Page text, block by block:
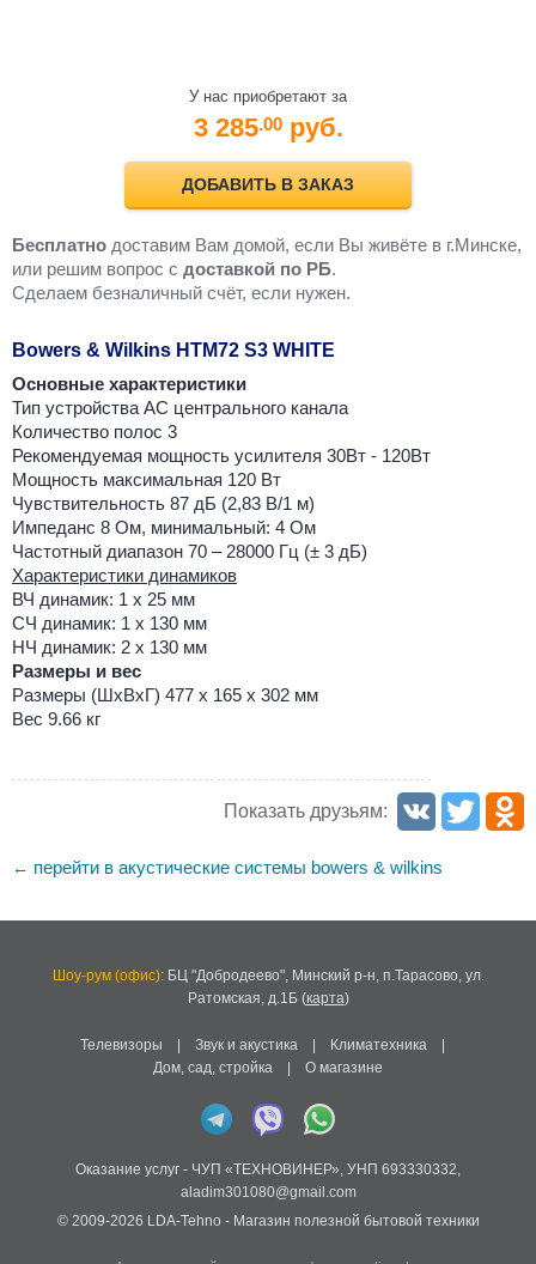
У нас приобретают за
3 285.00 руб.
ДОБАВИТЬ В ЗАКАЗ
Бесплатно доставим Вам домой, если Вы живёте в г.Минске,
или решим вопрос с доставкой по РБ.
Cделаем безналичный счёт, если нужен.
Bowers & Wilkins HTM72 S3 WHITE
Основные характеристики
Тип устройства АС центрального канала
Количество полос 3
Рекомендуемая мощность усилителя 30Вт - 120Вт
Мощность максимальная 120 Вт
Чувствительность 87 дБ (2,83 В/1 м)
Импеданс 8 Ом, минимальный: 4 Ом
Частотный диапазон 70 – 28000 Гц (± 3 дБ)
Характеристики динамиков
ВЧ динамик: 1 x 25 мм
СЧ динамик: 1 x 130 мм
НЧ динамик: 2 x 130 мм
Размеры и вес
Размеры (ШxВxГ) 477 x 165 x 302 мм
Вес 9.66 кг
Показать друзьям:
← перейти в акустические системы bowers & wilkins
Шоу-рум (офис):БЦ "Добродеево", Минский р-н, п.Тарасово, ул.
Ратомская, д.1Б(карта)
Телевизоры Звук и акустика Климатехника
Дом, сад, стройка
О магазине
Оказание услуг - ЧУП «ТЕХНОВИНЕР», УНП 693330332,
aladim301080@gmail.com
© 2009-2026 LDA-Tehno - Магазин полезной бытовой техники